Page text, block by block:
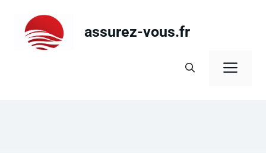
contenu
assurez-vous.fr